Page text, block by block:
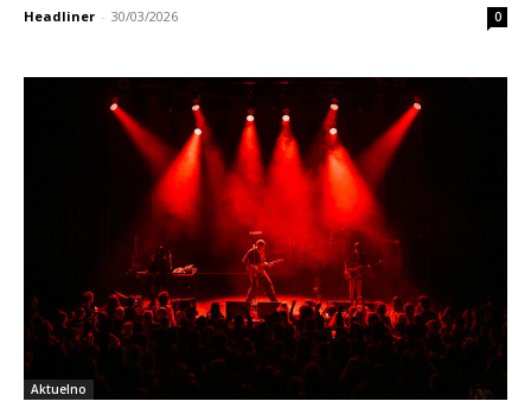
Headliner - 30/03/2026 0
Aktuelno